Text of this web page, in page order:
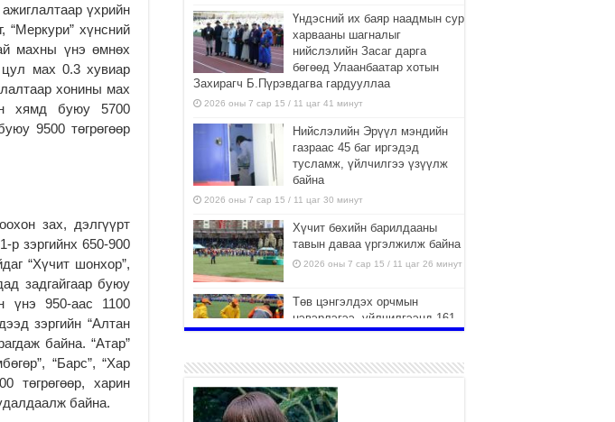
үхрийн
“Меркури” хүнсний
махны үнэ өмнөх
цул мах 0.3 хувиар
хонины мах
хямд буюу 5700
9500 төгрөгөөр
зах, дэлгүүрт
р зэргийнх 650-900
“Хүчит шонхор”,
задгайгаар буюу
үнэ 950-аас 1100
зэргийн “Алтан
байна. “Атар”
“Барс”, “Хар
төгрөгөөр, харин
байна.
Үндэсний их баяр наадмын сур
харвааны шагналыг
нийслэлийн Засаг дарга
бөгөөд Улаанбаатар хотын
Захирагч Б.Пүрэвдагва гардууллаа
2026 оны 7 сар 15 / 11 цаг 41 минут
Нийслэлийн Эрүүл мэндийн
газраас 45 баг иргэдэд
тусламж, үйлчилгээ үзүүлж
байна
2026 оны 7 сар 15 / 11 цаг 30 минут
Хүчит бөхийн барилдааны
тавын даваа үргэлжилж байна
2026 оны 7 сар 15 / 11 цаг 26 минут
Төв цэнгэлдэх орчмын
цэвэрлэгээ, үйлчилгээнд 161
ажилтан, 27 техниктэй
2026 оны 7 сар 15 / 11 цаг 22 минут
Наадмын амралтын өдрүүдэд
нийслэлийн эрүүл мэндийн